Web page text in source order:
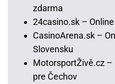
zdarma
24casino.sk –
CasinoArena.sk –
Slovensku
MotorsportŽivě.cz –
pre Čechov